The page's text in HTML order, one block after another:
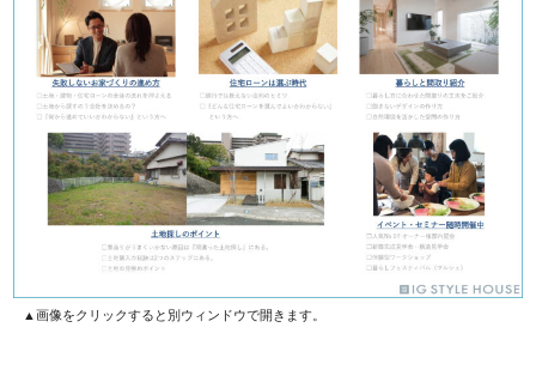
▲画像をクリックすると別ウィンドウで開きます。